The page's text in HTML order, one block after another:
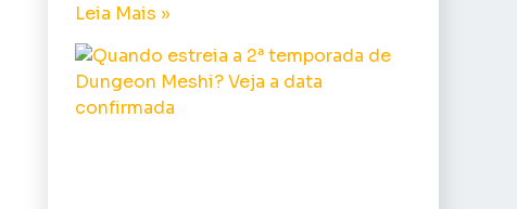
Leia Mais »